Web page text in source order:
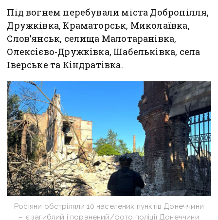
Під вогнем перебували міста Добропілля,
Дружківка, Краматорськ, Миколаївка,
Слов’янськ, селища Малотаранівка,
Олексієво-Дружківка, Шабельківка, села
Іверське та Кіндратівка.
Росіяни обстріляли 10 населених пунктів Донеччини
– є загиблий і поранений/фото поліції Донеччини